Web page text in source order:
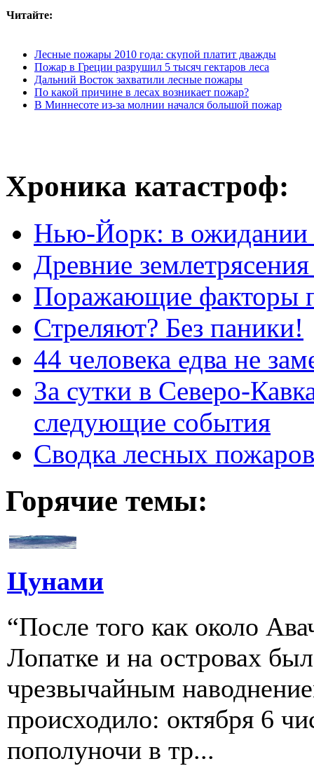
Читайте:
Лесные пожары 2010 года: скупой платит дважды
Пожар в Греции разрушил 5 тысяч гектаров леса
Дальний Восток захватили лесные пожары
По какой причине в лесах возникает пожар?
В Миннесоте из-за молнии начался большой пожар
Хроника катастроф:
Нью-Йорк: в ожидании
Древние
Поражающие факторы
Стреляют? Без паники!
44 человека едва не
За сутки в Северо-
следующие события
Сводка лесных пожаров
Горячие темы:
Цунами
“После того как около
Лопатке и на островах
чрезвычайным
происходило: октября 6
пополуночи в тр...